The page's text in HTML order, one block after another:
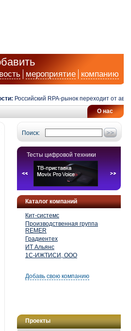
мероприятие компанию
Российский RPA-рынок переходит от
О нас
Поиск:
Тесты цифровой техники
Каталог компаний
Кит-системс
Производственная группа
REMER
Градиентех
ИТ Альянс
1С-ИЖТИСИ, ООО
Добавь свою компанию
Проекты